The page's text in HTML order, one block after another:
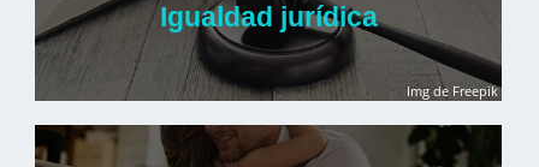
Igualdad jurídica
Img de Freepik